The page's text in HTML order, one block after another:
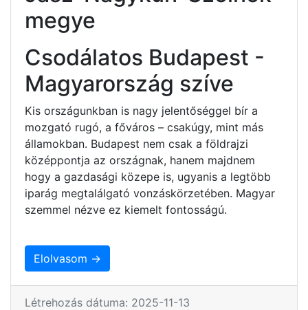
megye
Csodálatos Budapest -
Magyarország szíve
Kis országunkban is nagy jelentőséggel bír a
mozgató rugó, a főváros – csakúgy, mint más
államokban. Budapest nem csak a földrajzi
középpontja az országnak, hanem majdnem
hogy a gazdasági közepe is, ugyanis a legtöbb
iparág megtalálgató vonzáskörzetében. Magyar
szemmel nézve ez kiemelt fontosságú.
Elolvasom →
Létrehozás dátuma: 2025-11-13